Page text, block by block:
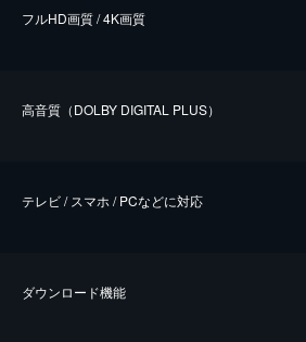
フルHD画質 / 4K画質
⾼⾳質（DOLBY DIGITAL PLUS）
テレビ / スマホ / PCなどに対応
ダウンロード機能